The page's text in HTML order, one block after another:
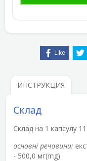
Like
ИНСТРУКЦИЯ
Склад
Склад на 1 капсулу
основні речовини:
- 500,0 мг(mg)